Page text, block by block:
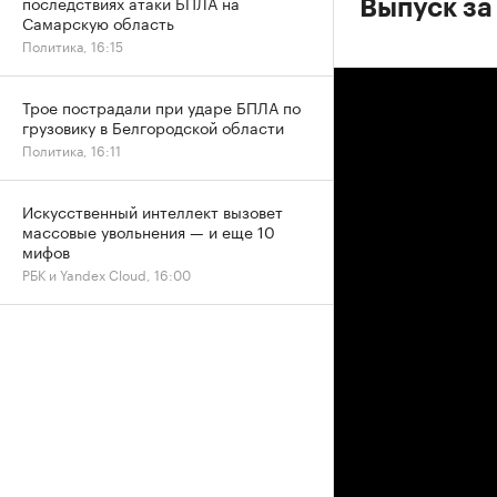
Выпуск
Самарскую область
Политика, 16:15
Трое пострадали при ударе БПЛА по
грузовику в Белгородской области
Политика, 16:11
Искусственный интеллект вызовет
массовые увольнения — и еще 10
мифов
РБК и Yandex Cloud, 16:00